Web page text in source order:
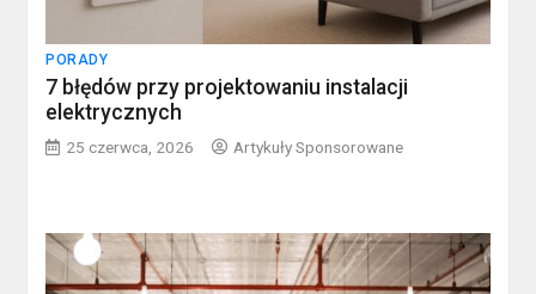
PORADY
7 błędów przy projektowaniu instalacji
elektrycznych
25 czerwca, 2026 Artykuły Sponsorowane